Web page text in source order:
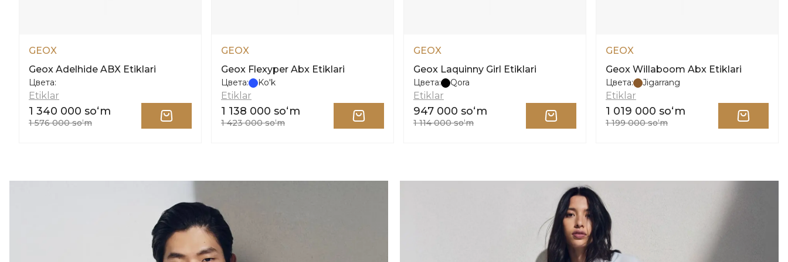
GEOX
Geox Adelhide ABX Etiklari
Цвета:
Etiklar
1 340 000 soʻm
1 576 000 soʻm
GEOX
Geox Flexyper Abx Etiklari
Цвета: Ko'k
Etiklar
1 138 000 soʻm
1 423 000 soʻm
GEOX
Geox Laquinny Girl Etiklari
Цвета: Qora
Etiklar
947 000 soʻm
1 114 000 soʻm
GEOX
Geox Willaboom Abx Etiklari
Цвета: Jigarrang
Etiklar
1 019 000 soʻm
1 199 000 soʻm